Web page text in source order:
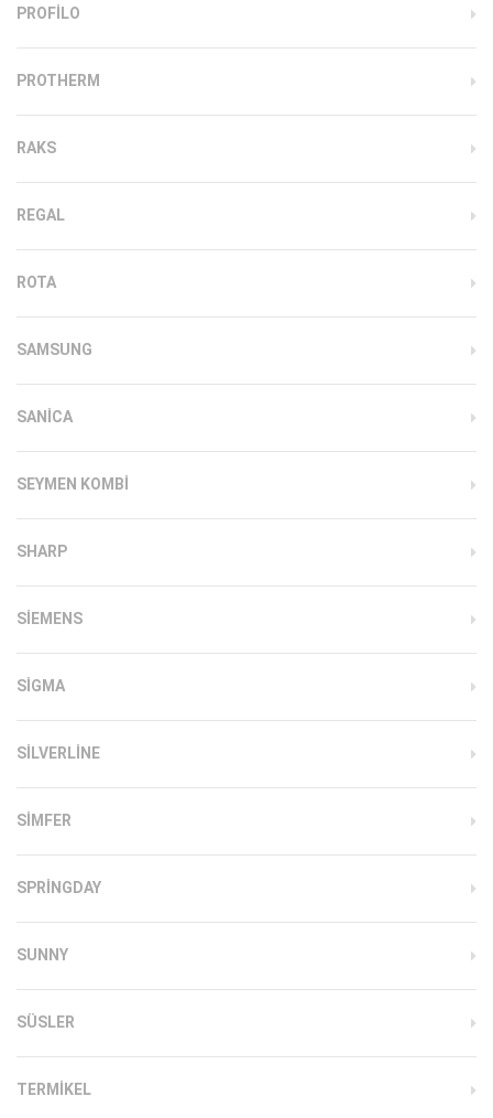
PROFILO
PROTHERM
RAKS
REGAL
ROTA
SAMSUNG
SANICA
SEYMEN KOMBI
SHARP
SIEMENS
SIGMA
SILVERLINE
SIMFER
SPRINGDAY
SUNNY
SÜSLER
TERMIKEL